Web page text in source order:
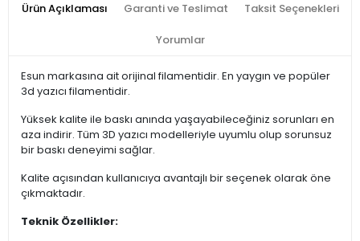
Ürün Açıklaması Garanti ve Teslimat Taksit Seçenekleri
Yorumlar
Esun markasına ait orijinal filamentidir. En yaygın ve popüler
3d yazıcı filamentidir.
Yüksek kalite ile baskı anında yaşayabileceğiniz sorunları en
aza indirir. Tüm 3D yazıcı modelleriyle uyumlu olup sorunsuz
bir baskı deneyimi sağlar.
Kalite açısından kullanıcıya avantajlı bir seçenek olarak öne
çıkmaktadır.
Teknik Özellikler: